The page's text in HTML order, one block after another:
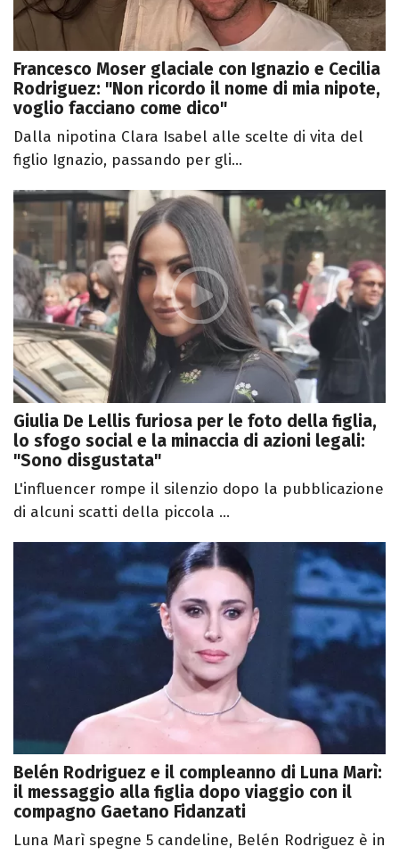
Francesco Moser glaciale con Ignazio e Cecilia
Rodriguez: "Non ricordo il nome di mia nipote,
voglio facciano come dico"
Dalla nipotina Clara Isabel alle scelte di vita del
figlio Ignazio, passando per gli...
Giulia De Lellis furiosa per le foto della figlia,
lo sfogo social e la minaccia di azioni legali:
"Sono disgustata"
L'influencer rompe il silenzio dopo la pubblicazione
di alcuni scatti della piccola ...
Belén Rodriguez e il compleanno di Luna Marì:
il messaggio alla figlia dopo viaggio con il
compagno Gaetano Fidanzati
Luna Marì spegne 5 candeline, Belén Rodriguez è in